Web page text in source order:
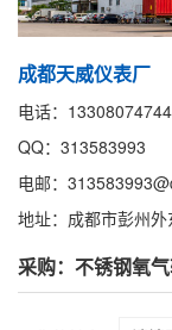
成都天威仪表厂
电话：13308074744
QQ：313583993
电邮：
地址：成都市彭州
采购：不锈钢氧